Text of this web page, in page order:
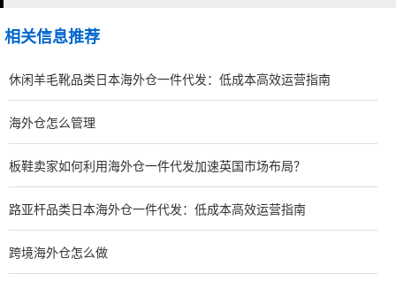
相关信息推荐
休闲羊毛靴品类日本海外仓一件代发：低成本高效运营指南
海外仓怎么管理
板鞋卖家如何利用海外仓一件代发加速英国市场布局？
路亚杆品类日本海外仓一件代发：低成本高效运营指南
跨境海外仓怎么做